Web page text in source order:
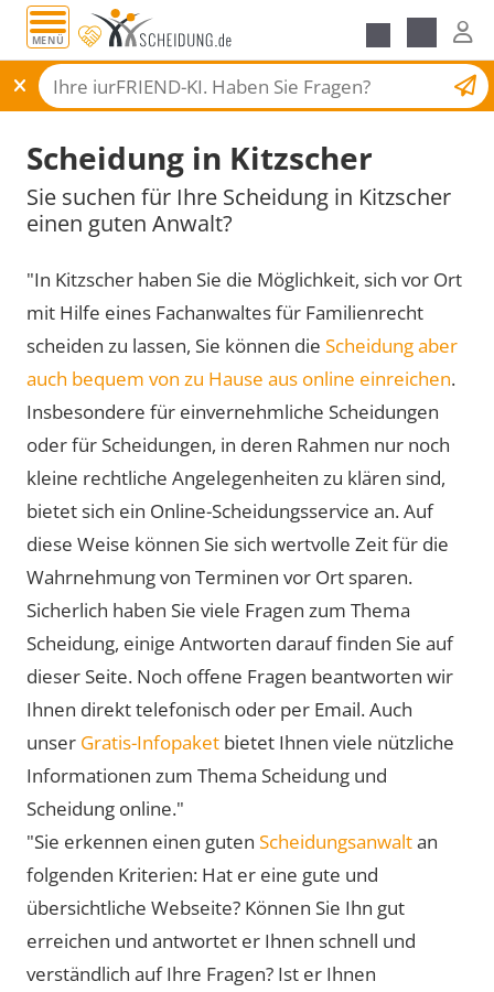
MENÜ
Scheidungsantrag
Scheidung in Kitzscher
Sie suchen für Ihre Scheidung in Kitzscher
einen guten Anwalt?
"In Kitzscher haben Sie die Möglichkeit, sich vor Ort
mit Hilfe eines Fachanwaltes für Familienrecht
scheiden zu lassen, Sie können die Scheidung aber
auch bequem von zu Hause aus online einreichen.
Insbesondere für einvernehmliche Scheidungen
oder für Scheidungen, in deren Rahmen nur noch
kleine rechtliche Angelegenheiten zu klären sind,
bietet sich ein Online-Scheidungsservice an. Auf
diese Weise können Sie sich wertvolle Zeit für die
Wahrnehmung von Terminen vor Ort sparen.
Sicherlich haben Sie viele Fragen zum Thema
Scheidung, einige Antworten darauf finden Sie auf
dieser Seite. Noch offene Fragen beantworten wir
Ihnen direkt telefonisch oder per Email. Auch
unser Gratis-Infopaket bietet Ihnen viele nützliche
Informationen zum Thema Scheidung und
Scheidung online."
"Sie erkennen einen guten Scheidungsanwaltan
folgenden Kriterien: Hat er eine gute und
übersichtliche Webseite? Können Sie Ihn gut
erreichen und antwortet er Ihnen schnell und
verständlich auf Ihre Fragen? Ist er Ihnen